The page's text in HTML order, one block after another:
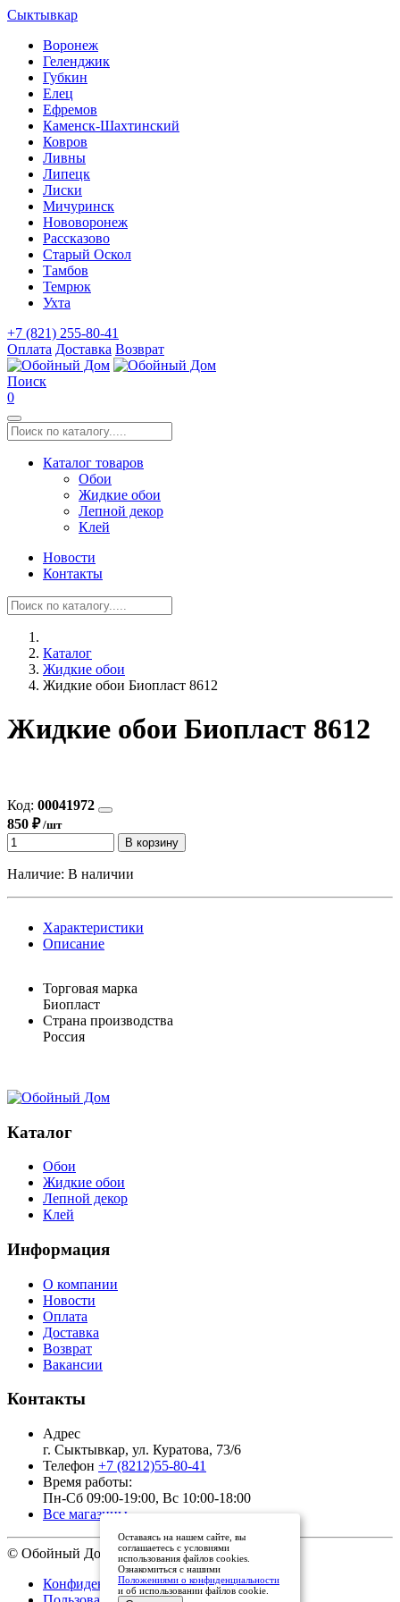
Сыктывкар
Воронеж
Геленджик
Губкин
Елец
Ефремов
Каменск-Шахтинский
Ковров
Ливны
Липецк
Лиски
Мичуринск
Нововоронеж
Рассказово
Старый Оскол
Тамбов
Темрюк
Ухта
+7 (821) 255-80-41
Оплата Доставка Возврат
Поиск
0
Каталог товаров
Обои
Жидкие обои
Лепной декор
Клей
Новости
Контакты
Каталог
Жидкие обои
Жидкие обои Биопласт 8612
Жидкие обои Биопласт 8612
Код: 00041972
850 ₽/шт
В корзину
Наличие: В наличии
Характеристики
Описание
Торговая марка
Биопласт
Страна производства
Россия
Каталог
Обои
Жидкие обои
Лепной декор
Клей
Информация
О компании
Новости
Оплата
Доставка
Возврат
Вакансии
Контакты
Адрес
г. Сыктывкар, ул. Куратова, 73/6
Телефон +7 (8212)55-80-41
Время работы:
Пн-Сб 09:00-19:00, Вс 10:00-18:00
Все магазины
© Обойный Дом, 2011 - 2026
Конфиденциальность
Оставаясь на нашем сайте, вы
соглашаетесь с условиями
использования файлов cookies.
Ознакомиться с нашими
Положениями о конфиденциальности
и об использовании файлов cookie.